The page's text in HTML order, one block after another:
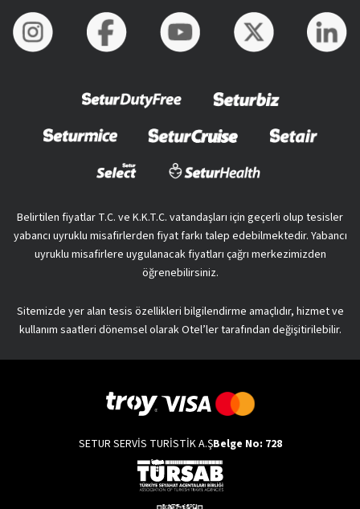
Belirtilen fiyatlar T.C. ve K.K.T.C. vatandaşları için geçerli olup tesisler
yabancı uyruklu misafirlerden fiyat farkı talep edebilmektedir. Yabancı
uyruklu misafirlere uygulanacak fiyatları çağrı merkezimizden
öğrenebilirsiniz.
Sitemizde yer alan tesis özellikleri bilgilendirme amaçlıdır, hizmet ve
kullanım saatleri dönemsel olarak Otel’ler tarafından değişitirilebilir.
SETUR SERVİS TURİSTİK A.ŞBelge No: 728